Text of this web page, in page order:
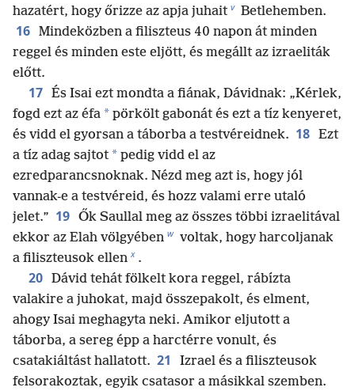
hazatért, hogy őrizze az apja juhait v Betlehemben.
16 Mindeközben a filiszteus 40 napon át minden
reggel és minden este eljött, és megállt az izraeliták
előtt.
17 És Isai ezt mondta a fiának, Dávidnak: „Kérlek,
fogd ezt az éfa * pörkölt gabonát és ezt a tíz kenyeret,
és vidd el gyorsan a táborba a testvéreidnek. 18 Ezt
a tíz adag sajtot * pedig vidd el az
ezredparancsnoknak. Nézd meg azt is, hogy jól
vannak-e a testvéreid, és hozz valami erre utaló
jelet.” 19 Ők Saullal meg az összes többi izraelitával
ekkor az Elah völgyében w voltak, hogy harcoljanak
a filiszteusok ellen x .
20 Dávid tehát fölkelt kora reggel, rábízta
valakire a juhokat, majd összepakolt, és elment,
ahogy Isai meghagyta neki. Amikor eljutott a
táborba, a sereg épp a harctérre vonult, és
csatakiáltást hallatott. 21
Izrael és a filiszteusok
felsorakoztak, egyik csatasor a másikkal szemben.